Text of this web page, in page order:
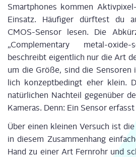
Smart­phones kom­men
Ein­satz. Häu­fi­ger dürf­test du
CMOS-Sen­sor lesen. Die
„Com­ple­men­ta­ry metal-
beschreibt eigent­lich nur die Art
um die Grö­ße, sind die
lich kon­zept­be­dingt eher klein.
natür­li­chen Nach­teil gegen­über
Kame­ras. Denn: Ein Sen­sor
Über einen klei­nen Ver­such ist
in die­sem Zusam­men­hang
Hand zu einer Art Fern­rohr und